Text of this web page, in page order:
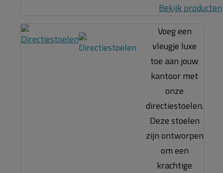
Bekijk producten
Voeg een
vleugje luxe
toe aan jouw
kantoor met
onze
directiestoelen.
Deze stoelen
zijn ontworpen
om een
krachtige